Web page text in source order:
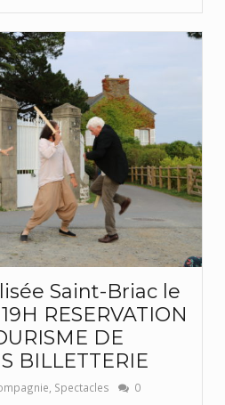
Saint-Briac le
RESERVATION
DE
BILLETTERIE
Spectacles 0